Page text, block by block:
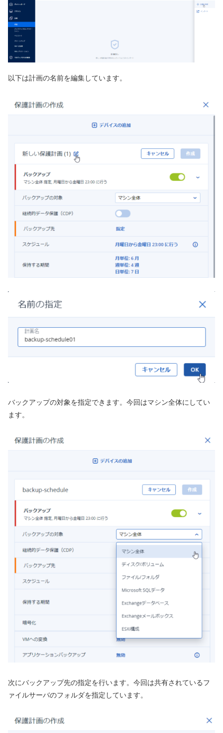
以下は計画の名前を編集しています。
バックアップの対象を指定できます。今回はマシン全体にしてい
ます。
次にバックアップ先の指定を行います。今回は共有されているフ
ァイルサーバのフォルダを指定しています。